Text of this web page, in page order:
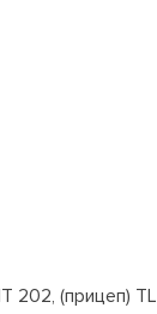
202, (прицеп) TL